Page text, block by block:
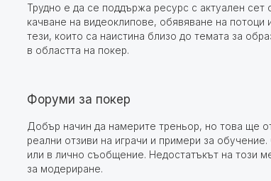
Трудно е да се поддържа ресурс с актуален
качване на видеоклипове, обявяване на
тези, които са наистина близо до темата за
в областта на покер.
Форуми за покер
Добър начин да намерите треньор, но това ще
реални отзиви на играчи и примери за
или в лично съобщение. Недостатъкът на този
за модериране.